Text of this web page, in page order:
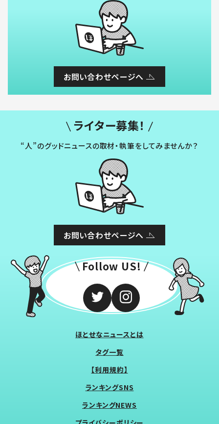
お問い合わせページへ
ライター募集！
“人”のグッドニュースの取材・執筆をしてみませんか？
お問い合わせページへ
Follow US!
ほとせなニュースとは
タグ一覧
【利用規約】
ランキングSNS
ランキングNEWS